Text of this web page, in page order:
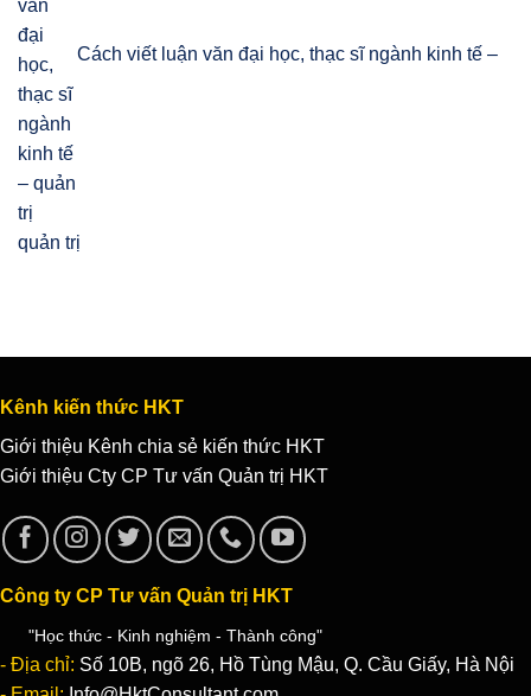
Cách viết luận văn đại học, thạc sĩ ngành kinh tế –
quản trị
Kênh kiến thức HKT
Giới thiệu Kênh chia sẻ kiến thức HKT
Giới thiệu Cty CP Tư vấn Quản trị HKT
Công ty CP Tư vấn Quản trị HKT
"Học thức - Kinh nghiệm - Thành công"
- Địa chỉ: Số 10B, ngõ 26, Hồ Tùng Mậu, Q. Cầu Giấy, Hà Nội